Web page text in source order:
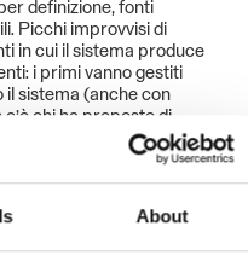
About
definizione, fonti
Picchi improvvisi di
in cui il sistema produce
i primi vanno gestiti
sistema (anche con
chi ha proposto di
stabilizzare la rete), i
di stoccare l’energia